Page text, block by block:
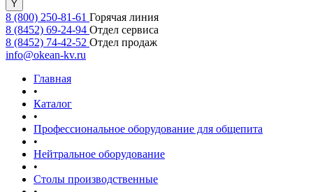
8 (800) 250-81-61 Горячая линия
8 (8452) 69-24-94 Отдел сервиса
8 (8452) 74-42-52 Отдел продаж
info@okean-kv.ru
Главная
•
Каталог
•
Профессиональное оборудование для общепита
•
Нейтральное оборудование
•
Столы производственные